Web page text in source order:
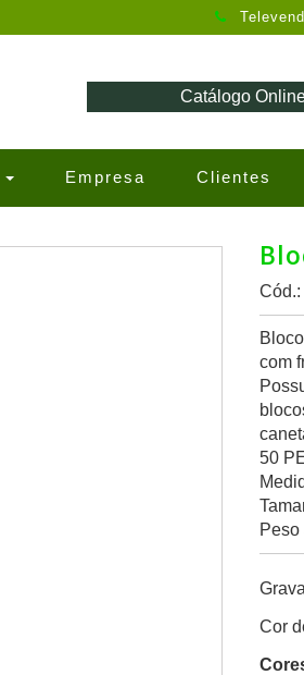
Catálogo
Empresa Clientes
Cód.:
com
50
Cor